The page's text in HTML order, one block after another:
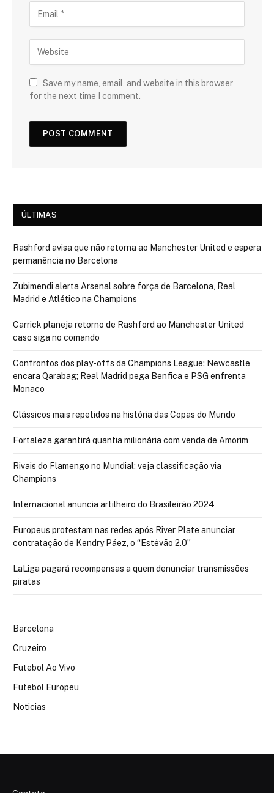
Save my name, email, and website in this browser
for the next time I comment.
ÚLTIMAS
Rashford avisa que não retorna ao Manchester United e espera
permanência no Barcelona
Zubimendi alerta Arsenal sobre força de Barcelona, Real
Madrid e Atlético na Champions
Carrick planeja retorno de Rashford ao Manchester United
caso siga no comando
Confrontos dos play-offs da Champions League: Newcastle
encara Qarabag; Real Madrid pega Benfica e PSG enfrenta
Monaco
Clássicos mais repetidos na história das Copas do Mundo
Fortaleza garantirá quantia milionária com venda de Amorim
Rivais do Flamengo no Mundial: veja classificação via
Champions
Internacional anuncia artilheiro do Brasileirão 2024
Europeus protestam nas redes após River Plate anunciar
contratação de Kendry Páez, o “Estêvão 2.0”
LaLiga pagará recompensas a quem denunciar transmissões
piratas
Barcelona
Cruzeiro
Futebol Ao Vivo
Futebol Europeu
Noticias